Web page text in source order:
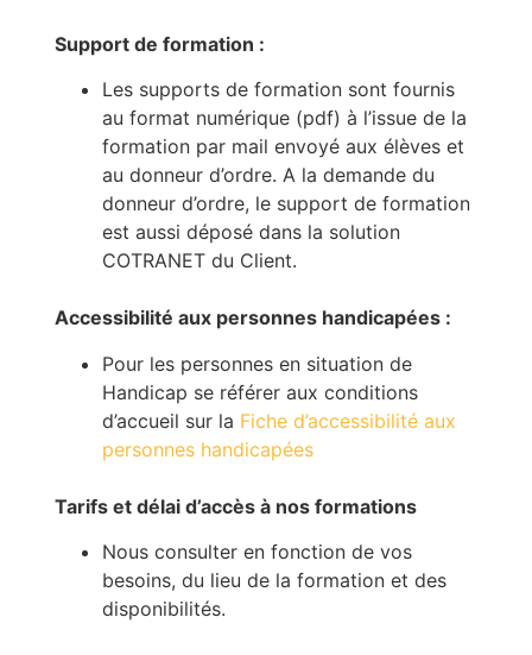
Support de formation :
Les supports de formation sont fournis
au format numérique (pdf) à l’issue de la
formation par mail envoyé aux élèves et
au donneur d’ordre. A la demande du
donneur d’ordre, le support de formation
est aussi déposé dans la solution
COTRANET du Client.
Accessibilité aux personnes handicapées :
Pour les personnes en situation de
Handicap se référer aux conditions
d’accueil sur la Fiche d’accessibilité aux
personnes handicapées
Tarifs et délai d’accès à nos formations
Nous consulter en fonction de vos
besoins, du lieu de la formation et des
disponibilités.